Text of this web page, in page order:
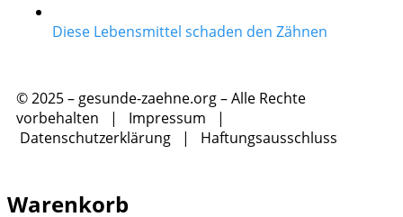
Diese Lebensmittel schaden den Zähnen
© 2025 – gesunde-zaehne.org – Alle Rechte
vorbehalten | Impressum |
Datenschutzerklärung | Haftungsausschluss
Warenkorb